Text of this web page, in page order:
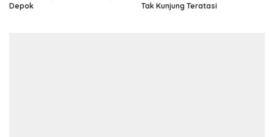
Depok
Tak Kunjung Teratasi